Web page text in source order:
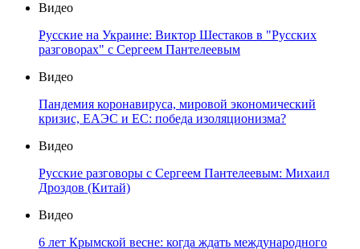
Видео
Русские на Украине: Виктор Шестаков в "Русских
разговорах" с Сергеем Пантелеевым
Видео
Пандемия коронавируса, мировой экономический
кризис, ЕАЭС и ЕС: победа изоляционизма?
Видео
Русские разговоры с Сергеем Пантелеевым: Михаил
Дроздов (Китай)
Видео
6 лет Крымской весне: когда ждать международного